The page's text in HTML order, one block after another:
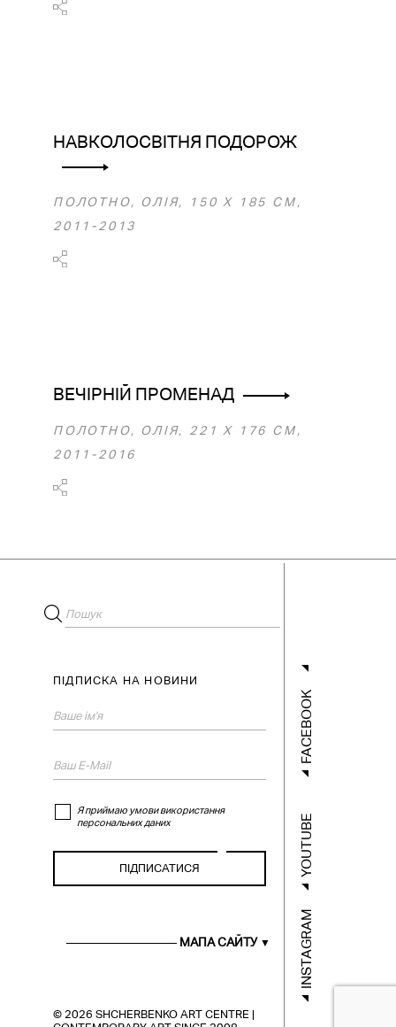
НАВКОЛОСВІТНЯ ПОДОРОЖ
ПОЛОТНО, ОЛІЯ, 150 Х 185 СМ,
2011-2013
ВЕЧІРНІЙ ПРОМЕНАД
ПОЛОТНО, ОЛІЯ, 221 Х 176 СМ,
2011-2016
ПІДПИСКА НА НОВИНИ
Я приймаю умови використання
персональних даних
МАПА САЙТУ
© 2026 SHCHERBENKO ART CENTRE |
INSTAGRAM
YOUTUBE
FACEBOOK